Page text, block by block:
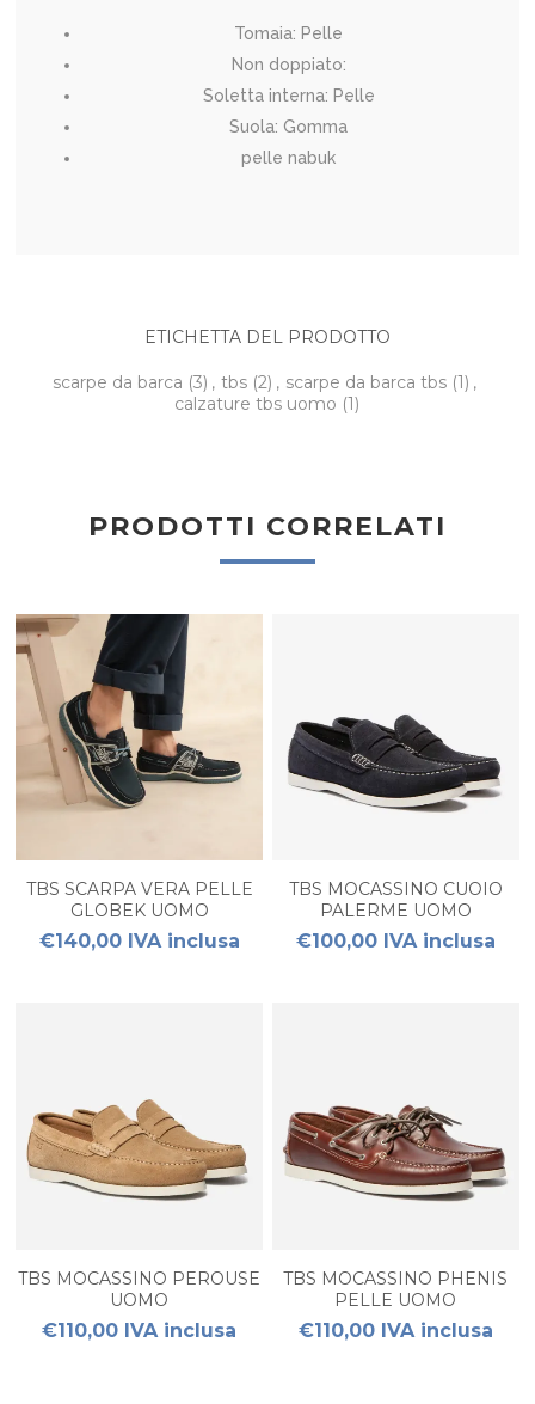
Tomaia: Pelle
Non doppiato:
Soletta interna: Pelle
Suola: Gomma
pelle nabuk
ETICHETTA DEL PRODOTTO
scarpe da barca (3) , tbs (2) , scarpe da barca tbs (1) ,
calzature tbs uomo (1)
PRODOTTI CORRELATI
TBS SCARPA VERA PELLE
GLOBEK UOMO
€140,00 IVA inclusa
TBS MOCASSINO CUOIO
PALERME UOMO
€100,00 IVA inclusa
TBS MOCASSINO PEROUSE
UOMO
€110,00 IVA inclusa
TBS MOCASSINO PHENIS
PELLE UOMO
€110,00 IVA inclusa